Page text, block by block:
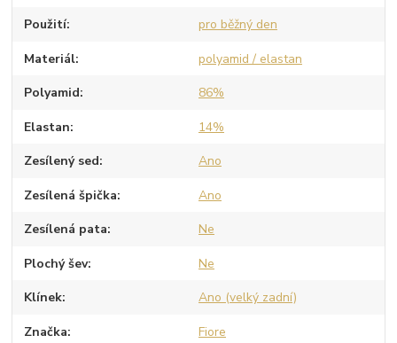
Použití pro běžný den
Materiál polyamid / elastan
Polyamid 86%
Elastan 14%
Zesílený sed Ano
Zesílená špička Ano
Zesílená pata Ne
Plochý šev Ne
Klínek Ano (velký zadní)
Značka Fiore